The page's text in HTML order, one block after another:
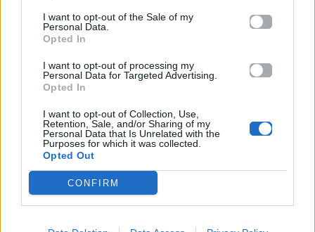
I want to opt-out of the Sale of my
Personal Data.
Opted In
I want to opt-out of processing my
Personal Data for Targeted Advertising.
Opted In
I want to opt-out of Collection, Use,
Retention, Sale, and/or Sharing of my
Personal Data that Is Unrelated with the
Purposes for which it was collected.
Opted Out
CONFIRM
μόρια
Πού να μην
AKTOR: Δίπλα στους